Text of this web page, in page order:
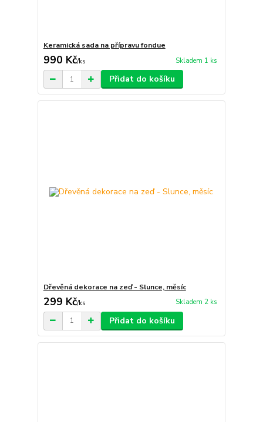
Keramická sada na přípravu fondue
990 Kč/ks Skladem 1 ks
Přidat do košíku
Dřevěná dekorace na zeď - Slunce, měsíc
299 Kč/ks Skladem 2 ks
Přidat do košíku